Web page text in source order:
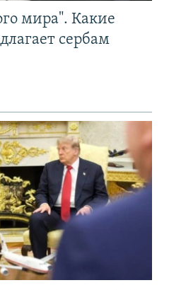
мира". Какие
сербам